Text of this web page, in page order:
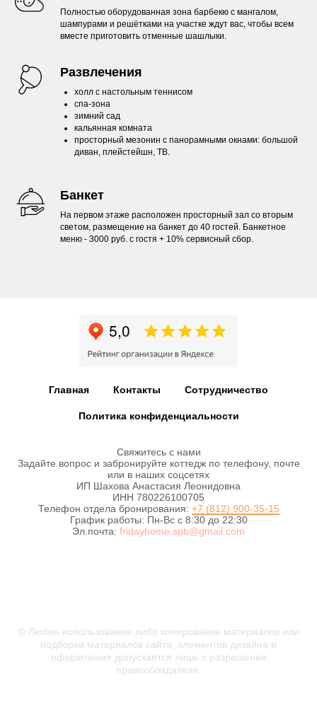
Полностью оборудованная зона барбекю с мангалом,
шампурами и решётками на участке ждут вас, чтобы всем
вместе приготовить отменные шашлыки.
Развлечения
холл с настольным теннисом
спа-зона
зимний сад
кальянная комната
просторный мезонин с панорамными окнами: большой
диван, плейстейшн, ТВ.
Банкет
На первом этаже расположен просторный зал со вторым
светом, размещение на банкет до 40 гостей. Банкетное
меню - 3000 руб. с гостя + 10% сервисный сбор.
Главная Контакты Сотрудничество
Политика конфиденциальности
Свяжитесь с нами
Задайте вопрос и забронируйте коттедж по телефону, почте
или в наших соцсетях
ИП Шахова Анастасия Леонидовна
ИНН 780226100705
Телефон отдела бронирования: +7 (812) 900-35-15
График работы: Пн-Вс с 8:30 до 22:30
Эл.почта: fridayhome.spb@gmail.com
© Любое использование либо копирование материалов или
подборки материалов сайта, элементов дизайна и
оформления допускается лишь с разрешения
правообладателя.